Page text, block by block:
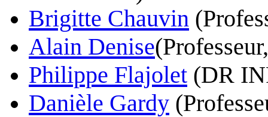
Brigitte Chauvin
Alain Denise
Philippe Flajolet (DR
Danièle Gardy